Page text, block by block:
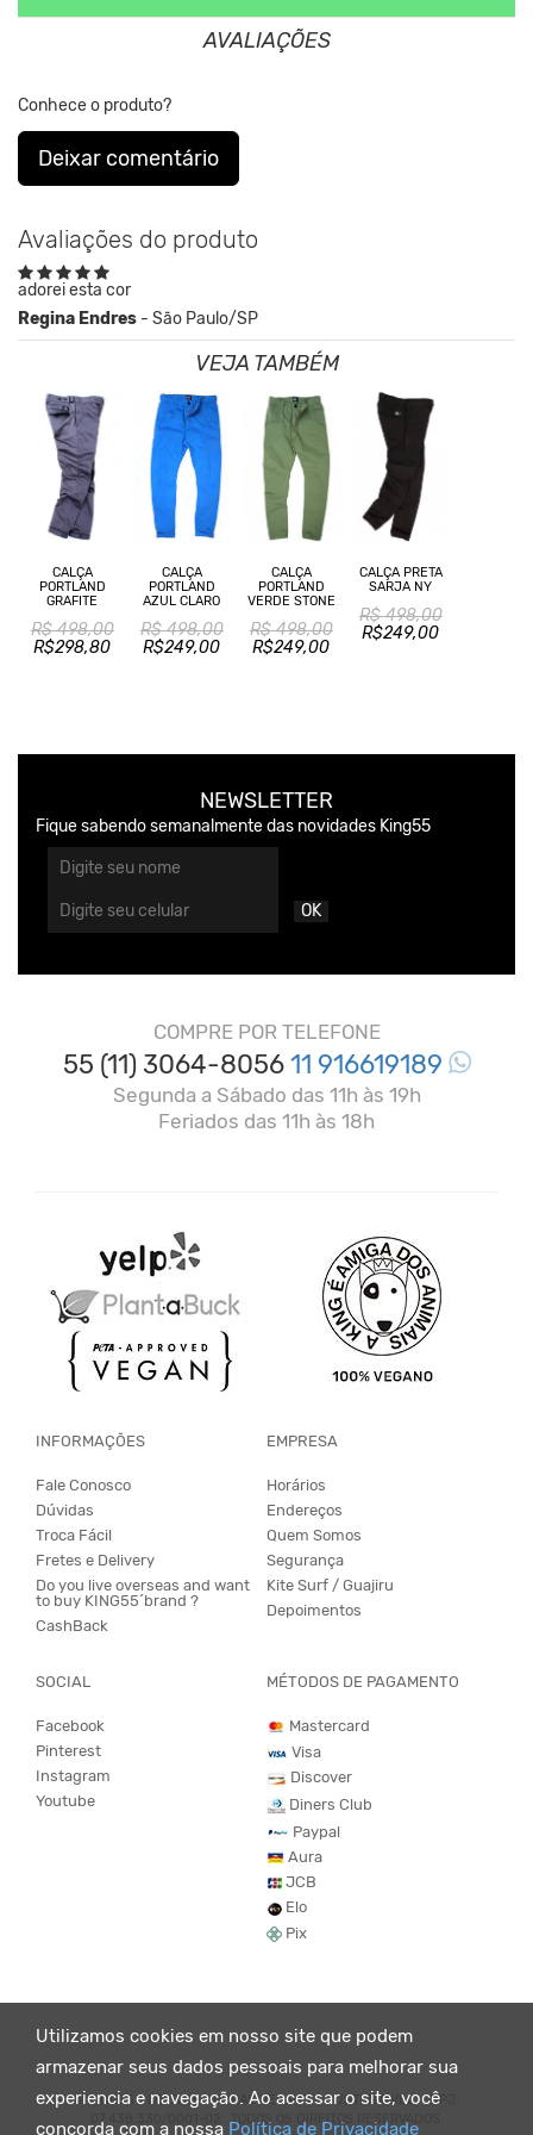
DNA da marca desde sua fundação.
AVALIAÇÕES
Conhece o produto?
Deixar comentário
Avaliações do produto
adorei esta cor
Regina Endres - São Paulo/SP
VEJA TAMBÉM
CALÇA
PORTLAND
GRAFITE
R$ 498,00
R$298,80
CALÇA
PORTLAND
AZUL CLARO
R$ 498,00
R$249,00
CALÇA
PORTLAND
VERDE STONE
R$ 498,00
R$249,00
CALÇA PRETA
SARJA NY
R$ 498,00
R$249,00
Utilizamos cookies em nosso site que podem
armazenar seus dados pessoais para melhorar sua
experiencia e navegação. Ao acessar o site, você
concorda com a nossa Política de Privacidade
NEWSLETTER
Fique sabendo semanalmente das novidades King55
OK
COMPRE POR TELEFONE
55 (11) 3064-805611 916619189
Segunda a Sábado das 11h às 19h
Feriados das 11h às 18h
INFORMAÇÕES
Fale Conosco
Dúvidas
Troca Fácil
Fretes e Delivery
Do you live overseas and want
to buy KING55´brand ?
CashBack
EMPRESA
Horários
Endereços
Quem Somos
Segurança
Kite Surf / Guajiru
Depoimentos
SOCIAL
Facebook
Pinterest
Instagram
Youtube
MÉTODOS DE PAGAMENTO
Mastercard
Visa
Discover
Diners Club
Paypal
Aura
JCB
Elo
Pix
© KING55 - LOJA DE ROUPAS VEGANO E SUSTENTÁVEL. CNPJ:
07.438.330/0001-02 . TODOS OS DIREITOS RESERVADOS.